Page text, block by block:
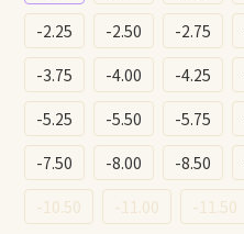
-2.25
-2.50 -2.75
-3.75
-4.00 -4.25
-5.25
-5.50 -5.75
-7.50
-8.00 -8.50
-10.50
-11.00 -11.50